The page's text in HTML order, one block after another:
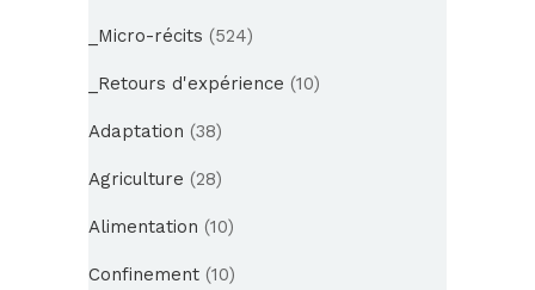
_Micro-récits (524)
_Retours d'expérience (10)
Adaptation (38)
Agriculture (28)
Alimentation (10)
Confinement (10)